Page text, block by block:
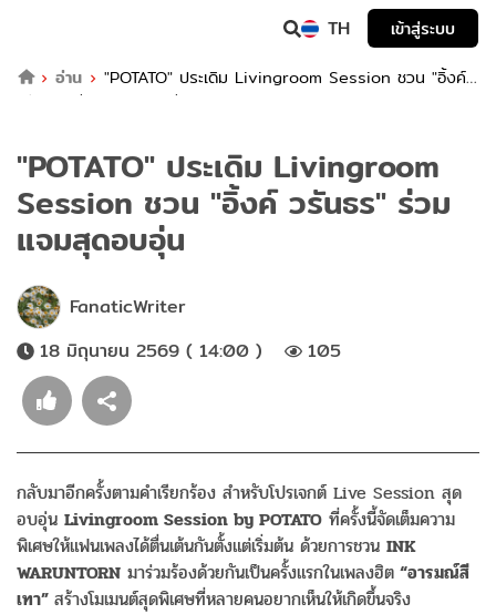
TH
เข้าสู่ระบบ
อ่าน
"POTATO" ประเดิม Livingroom Session ชวน "อิ้งค์
วรันธร" ร่วมแจมสุดอบอุ่น
"POTATO" ประเดิม Livingroom
Session ชวน "อิ้งค์ วรันธร" ร่วม
แจมสุดอบอุ่น
FanaticWriter
18 มิถุนายน 2569 ( 14:00 )
105
กลับมาอีกครั้งตามคำเรียกร้อง สำหรับโปรเจกต์ Live Session สุด
อบอุ่น Livingroom Session by POTATO ที่ครั้งนี้จัดเต็มความ
พิเศษให้แฟนเพลงได้ตื่นเต้นกันตั้งแต่เริ่มต้น ด้วยการชวน INK
WARUNTORN มาร่วมร้องด้วยกันเป็นครั้งแรกในเพลงฮิต “อารมณ์สี
เทา” สร้างโมเมนต์สุดพิเศษที่หลายคนอยากเห็นให้เกิดขึ้นจริง